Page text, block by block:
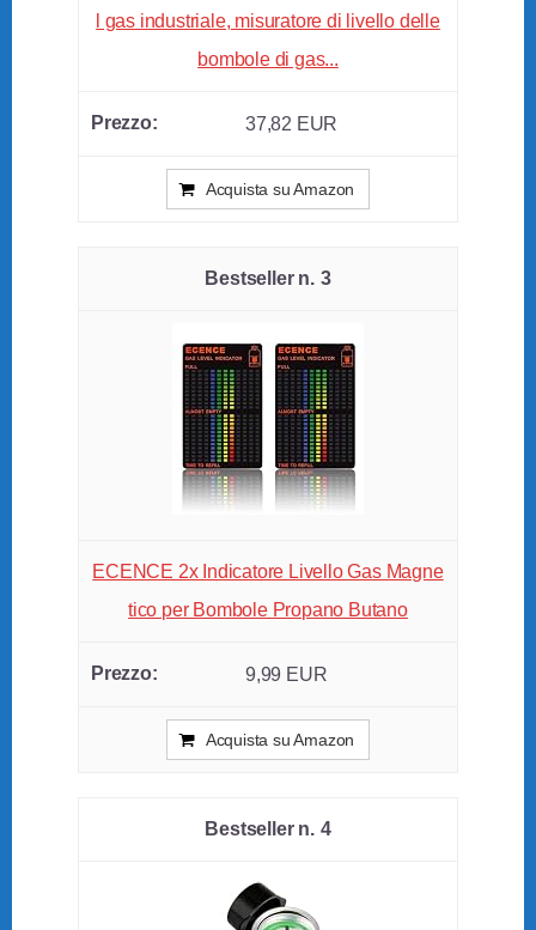
l gas industriale, misuratore di livello delle
bombole di gas...
37,82 EUR
Acquista su Amazon
3
ECENCE 2x Indicatore Livello Gas Magne
tico per Bombole Propano Butano
9,99 EUR
Acquista su Amazon
4